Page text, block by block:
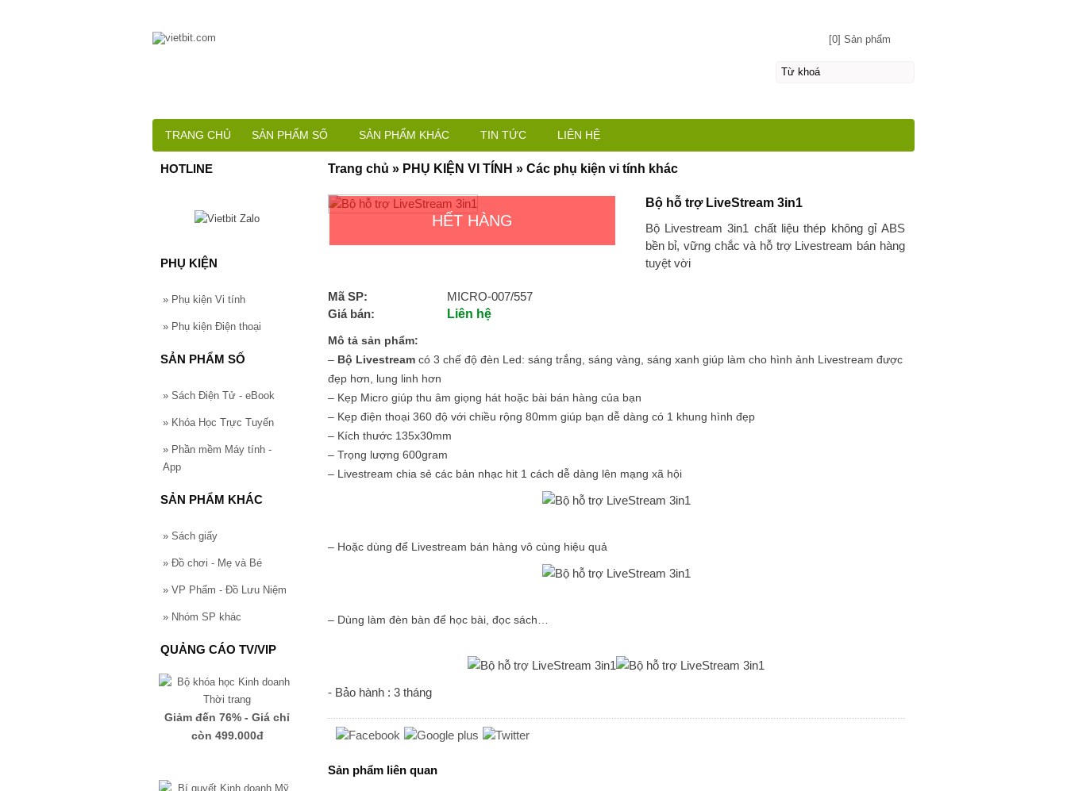
Bộ hỗ trợ LiveStream 3in1
Bộ Livestream 3in1 chất liệu thép không gỉ ABS
bền bỉ, vững chắc và hỗ trợ Livestream bán hàng
tuyệt vời
HẾT HÀNG
Mã SP:
MICRO-007/557
Giá bán:
Liên hệ
Mô tả sản phẩm:
– Bộ Livestreamcó 3 chế độ đèn Led: sáng trắng, sáng vàng, sáng xanh giúp làm cho hình ảnh Livestream được
đẹp hơn, lung linh hơn
– Kẹp Micro giúp thu âm giọng hát hoặc bài bán hàng của bạn
– Kẹp điện thoại 360 độ với chiều rộng 80mm giúp bạn dễ dàng có 1 khung hình đẹp
– Kích thước 135x30mm
– Trọng lượng 600gram
– Livestream chia sẻ các bản nhạc hit 1 cách dễ dàng lên mạng xã hội
– Hoặc dùng để Livestream bán hàng vô cùng hiệu quả
– Dùng làm đèn bàn để học bài, đọc sách…
- Bảo hành : 3 tháng
Sản phẩm liên quan
Trang chủ » PHỤ KIỆN VI TÍNH »Các phụ kiện vi tính khác
HOTLINE
PHỤ KIỆN
» Phụ kiện Vi tính
» Phụ kiện Điện thoại
SẢN PHẨM SỐ
» Sách Điện Tử - eBook
» Khóa Học Trực Tuyến
» Phần mềm Máy tính -
App
SẢN PHẨM KHÁC
» Sách giấy
» Đồ chơi - Mẹ và Bé
» VP Phẩm - Đồ Lưu Niệm
» Nhóm SP khác
QUẢNG CÁO TV/VIP
Giảm đến 76% - Giá chỉ
còn 499.000đ
[0] Sản phẩm
TRANG CHỦ SẢN PHẨM SỐ SẢN PHẨM KHÁC TIN TỨC LIÊN HỆ